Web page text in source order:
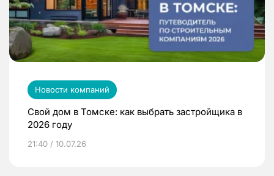
Новости компаний
Свой дом в Томске: как выбрать застройщика в
2026 году
21:40 / 10.07.26